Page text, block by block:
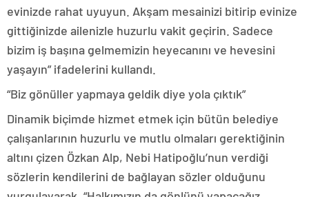
evinizde rahat uyuyun. Akşam mesainizi bitirip evinize
gittiğinizde ailenizle huzurlu vakit geçirin. Sadece
bizim iş başına gelmemizin heyecanını ve hevesini
yaşayın” ifadelerini kullandı.
“Biz gönüller yapmaya geldik diye yola çıktık”
Dinamik biçimde hizmet etmek için bütün belediye
çalışanlarının huzurlu ve mutlu olmaları gerektiğinin
altını çizen Özkan Alp, Nebi Hatipoğlu’nun verdiği
sözlerin kendilerini de bağlayan sözler olduğunu